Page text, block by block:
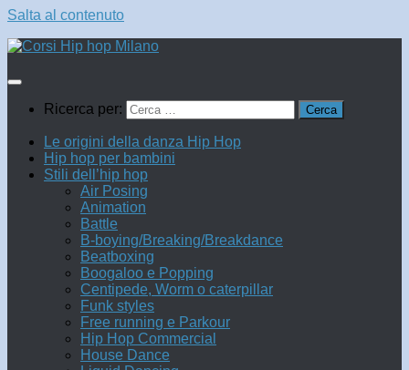
Salta al contenuto
Ricerca per:
Le origini della danza Hip Hop
Hip hop per bambini
Stili dell’hip hop
Air Posing
Animation
Battle
B-boying/Breaking/Breakdance
Beatboxing
Boogaloo e Popping
Centipede, Worm o caterpillar
Funk styles
Free running e Parkour
Hip Hop Commercial
House Dance